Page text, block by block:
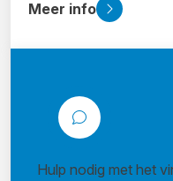
Meer info
Hulp nodig met het